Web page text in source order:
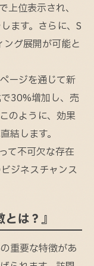
位表示され、
ます。さらに、S
グ展開が可能と
ージを通じて新
30%増加し、売
のように、効果
結します。
て不可欠な存在
ジネスチャンス
は？』
重要な特徴があ